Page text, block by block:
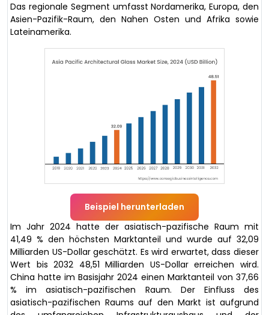
Das regionale Segment umfasst Nordamerika, Europa, den
Asien-Pazifik-Raum, den Nahen Osten und Afrika sowie
Lateinamerika.
Beispiel herunterladen
Im Jahr 2024 hatte der asiatisch-pazifische Raum mit
41,49 % den höchsten Marktanteil und wurde auf 32,09
Milliarden US-Dollar geschätzt. Es wird erwartet, dass dieser
Wert bis 2032 48,51 Milliarden US-Dollar erreichen wird.
China hatte im Basisjahr 2024 einen Marktanteil von 37,66
% im asiatisch-pazifischen Raum. Der Einfluss des
asiatisch-pazifischen Raums auf den Markt ist aufgrund